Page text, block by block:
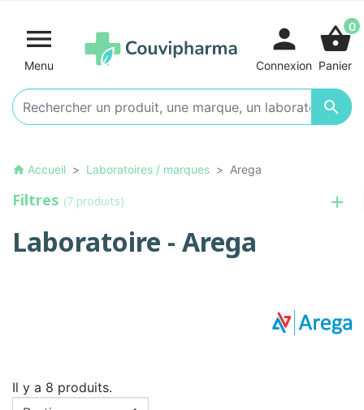

Menu

person
Connexion
shopping_basket0
Panier
home Accueil Laboratoires / marques Arega
Filtres (7 produits)
Laboratoire - Arega
Il y a 8 produits.